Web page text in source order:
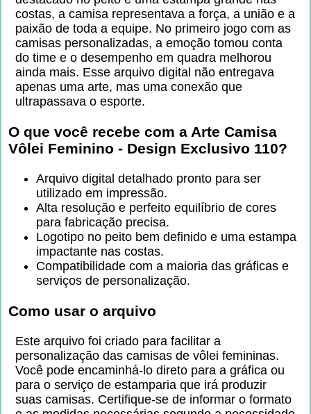
costas, a camisa representava a força, a união e a
paixão de toda a equipe. No primeiro jogo com as
camisas personalizadas, a emoção tomou conta
do time e o desempenho em quadra melhorou
ainda mais. Esse arquivo digital não entregava
apenas uma arte, mas uma conexão que
ultrapassava o esporte.
O que você recebe com a Arte Camisa
Vôlei Feminino - Design Exclusivo 110?
Arquivo digital detalhado pronto para ser
utilizado em impressão.
Alta resolução e perfeito equilíbrio de cores
para fabricação precisa.
Logotipo no peito bem definido e uma estampa
impactante nas costas.
Compatibilidade com a maioria das gráficas e
serviços de personalização.
Como usar o arquivo
Este arquivo foi criado para facilitar a
personalização das camisas de vôlei femininas.
Você pode encaminhá-lo direto para a gráfica ou
para o serviço de estamparia que irá produzir
suas camisas. Certifique-se de informar o formato